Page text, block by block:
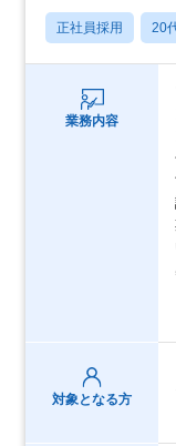
正社員採用 20
業務内容
対象となる方